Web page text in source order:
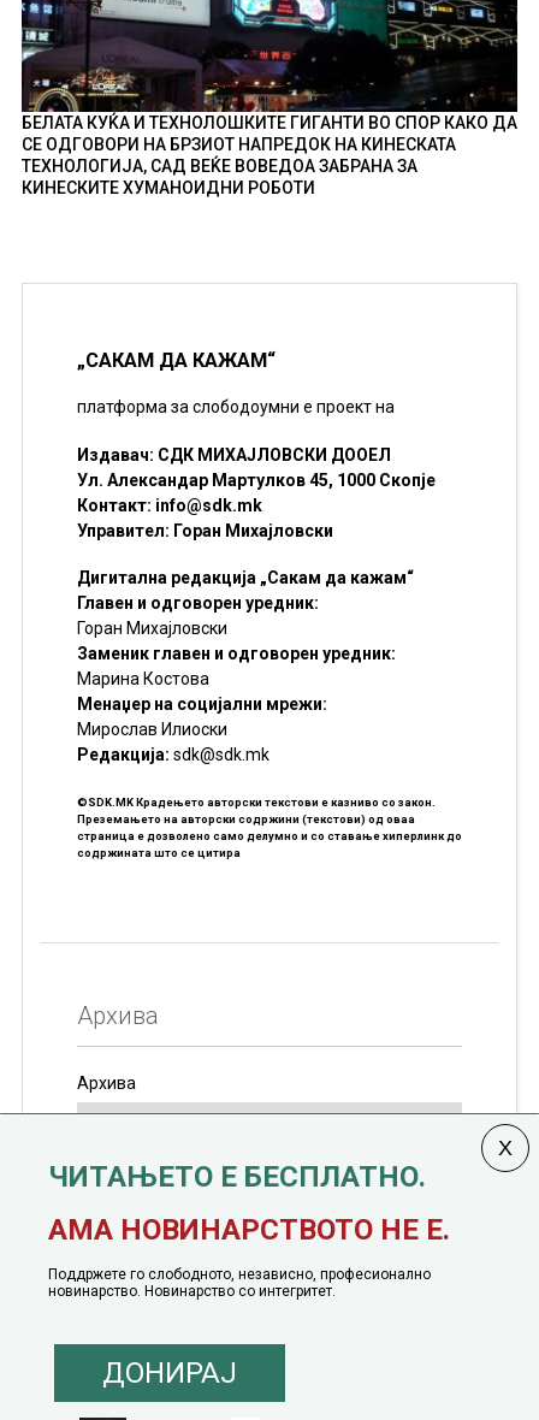
БЕЛАТА КУЌА И ТЕХНОЛОШКИТЕ ГИГАНТИ ВО СПОР КАКО ДА
СЕ ОДГОВОРИ НА БРЗИОТ НАПРЕДОК НА КИНЕСКАТА
ТЕХНОЛОГИЈА, САД ВЕЌЕ ВОВЕДОА ЗАБРАНА ЗА
КИНЕСКИТЕ ХУМАНОИДНИ РОБОТИ
„САКАМ ДА КАЖАМ“
платформа за слободоумни е проект на
Издавач: СДК МИХАЈЛОВСКИ ДООЕЛ
Ул. Александар Мартулков 45, 1000 Скопје
Контакт: info@sdk.mk
Управител: Горан Михајловски
Дигитална редакција „Сакам да кажам“
Главен и одговорен уредник:
Горан Михајловски
Заменик главен и одговорен уредник:
Марина Костова
Менаџер на социјални мрежи:
Мирослав Илиоски
Редакцијa: sdk@sdk.mk
©SDK.MK Крадењето авторски текстови е казниво со закон.
Преземањето на авторски содржини (текстови) од оваа
страница е дозволено само делумно и со ставање хиперлинк до
содржината што се цитира
Архива
Архива
јануари, 1991 година
© 2016 - 2026 Сакам Да Кажам. Сите права задржани |
ЧИТАЊЕТО Е БЕСПЛАТНО.
АМА НОВИНАРСТВОТО НЕ Е.
Поддржете го слободното, независно, професионално
новинарство. Новинарство со интегритет.
ДОНИРАЈ